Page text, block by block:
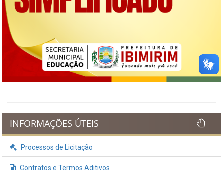
INFORMAÇÕES ÚTEIS
Processos de Licitação
Contratos e Termos Aditivos